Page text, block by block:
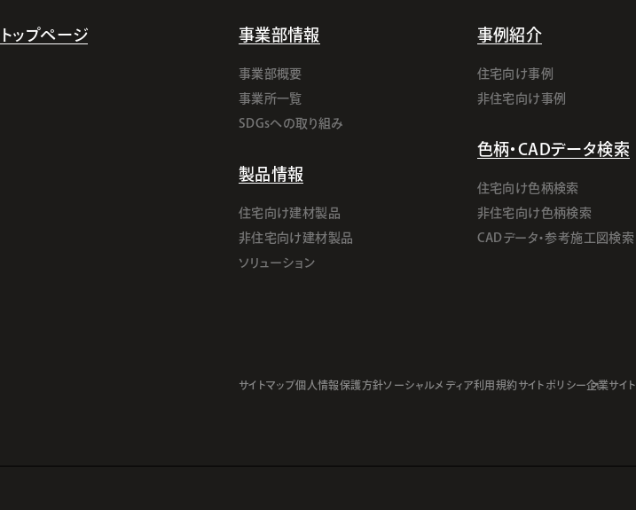
トップページ 事業部情報
事業部概要
事業所一覧
SDGsへの取り組み
製品情報
住宅向け建材製品
非住宅向け建材製品
ソリューション
事例紹介
住宅向け事例
非住宅向け事例
色柄・CADデータ検索
住宅向け色柄検索
非住宅向け色柄検索
CADデータ・参考施工図検索
サイトマップ個人情報保護方針ソーシャルメディア利用規約サイトポリシー企業サイト